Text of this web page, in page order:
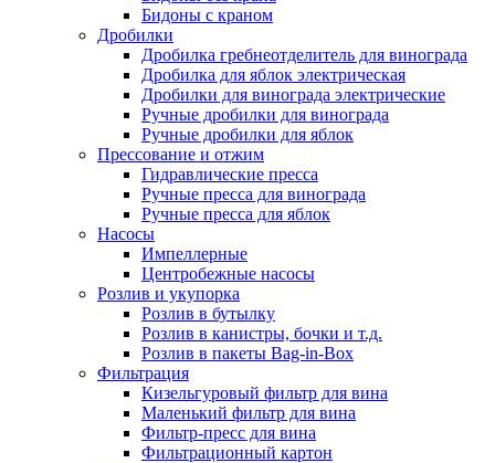
Бидоны с краном
Дробилки
Дробилка гребнеотделитель для винограда
Дробилка для яблок электрическая
Дробилки для винограда электрические
Ручные дробилки для винограда
Ручные дробилки для яблок
Прессование и отжим
Гидравлические пресса
Ручные пресса для винограда
Ручные пресса для яблок
Насосы
Импеллерные
Центробежные насосы
Розлив и укупорка
Розлив в бутылку
Розлив в канистры, бочки и т.д.
Розлив в пакеты Bag-in-Box
Фильтрация
Кизельгуровый фильтр для вина
Маленький фильтр для вина
Фильтр-пресс для вина
Фильтрационный картон